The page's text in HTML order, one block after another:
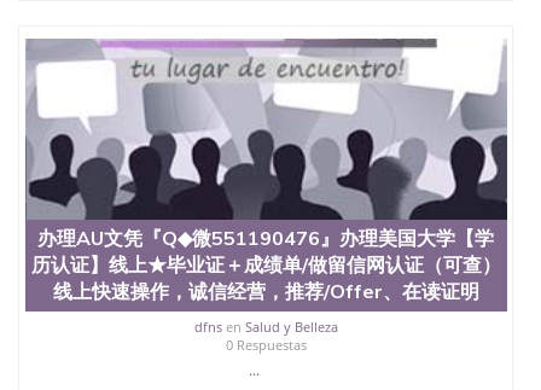
证明QQ微信551190476国外硕士文凭办理QQ微信
551190476 网上买文凭可靠吗QQ微信551190476买国
外文凭质量QQ微信551190476国外本科毕业证怎么办
理QQ微信551190476国外大学文凭真制作QQ微信
551190476办国外文凭可找工作QQ微信551190476国
外大学有毕业证QQ微信551190476办理国外毕业证价
格QQ微信551190476国外编号查询QQ微信551190476
办理国外文凭要交定金吗QQ微信551190476办国外可
查文凭QQ微信551190476网上购买真文凭可信吗QQ
微信551190476学士学位证书查询机构QQ微信
551190476 国外资格证书办理QQ微信551190476如何
办理学历认证QQ微信551190476海外文凭认证办理
QQ微信551190476 圣何塞州立大学（San Jose State
University, 又译为“圣荷西州立大学”）成立于1857
年，简称SJSU，是加州历史悠久的大学之一，也是美
西地区的公立大学之一。位于圣何塞市San Jose中
办理AU文凭『Q◆微551190476』办理美国大学【学
历认证】线上★毕业证＋成绩单/做留信网认证（可查）
线上快速操作，诚信经营，推荐/Offer、在读证明
dfnsen Salud y Belleza
0 Respuestas
...